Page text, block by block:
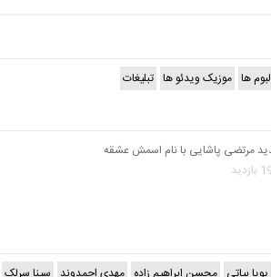
ها موزیک ویدئو ها تبلیغات
مرتضی پاشایی با نام اسمش عشقه